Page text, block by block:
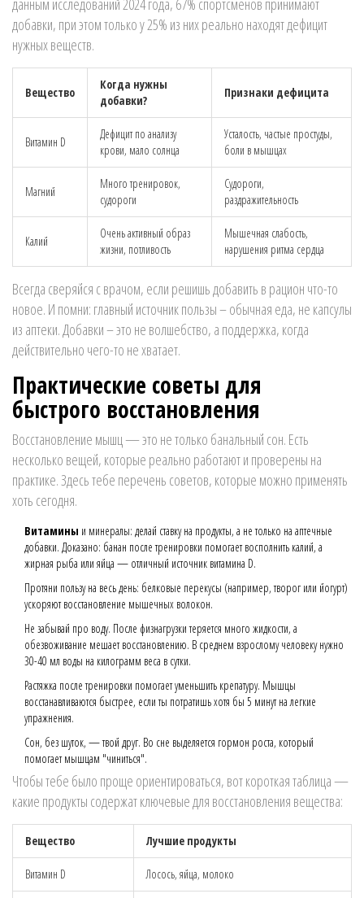
данным исследований 2024 года, 67% спортсменов принимают
добавки, при этом только у 25% из них реально находят дефицит
нужных веществ.
Вещество
Когда нужны
добавки?
Признаки дефицита
Витамин D
Дефицит по анализу
крови, мало солнца
Усталость, частые простуды,
боли в мышцах
Магний
Много тренировок,
судороги
Судороги,
раздражительность
Калий
Очень активный образ
жизни, потливость
Мышечная слабость,
нарушения ритма сердца
Всегда сверяйся с врачом, если решишь добавить в рацион что-то
новое. И помни: главный источник пользы – обычная еда, не капсулы
из аптеки. Добавки – это не волшебство, а поддержка, когда
действительно чего-то не хватает.
Практические советы для
быстрого восстановления
Восстановление мышц — это не только банальный сон. Есть
несколько вещей, которые реально работают и проверены на
практике. Здесь тебе перечень советов, которые можно применять
хоть сегодня.
Витамины и минералы: делай ставку на продукты, а не только на аптечные
добавки. Доказано: банан после тренировки помогает восполнить калий, а
жирная рыба или яйца — отличный источник витамина D.
Протяни пользу на весь день: белковые перекусы (например, творог или йогурт)
ускоряют восстановление мышечных волокон.
Не забывай про воду. После физнагрузки теряется много жидкости, а
обезвоживание мешает восстановлению. В среднем взрослому человеку нужно
30-40 мл воды на килограмм веса в сутки.
Растяжка после тренировки помогает уменьшить крепатуру. Мышцы
восстанавливаются быстрее, если ты потратишь хотя бы 5 минут на легкие
упражнения.
Сон, без шуток, — твой друг. Во сне выделяется гормон роста, который
помогает мышцам "чиниться".
Чтобы тебе было проще ориентироваться, вот короткая таблица —
какие продукты содержат ключевые для восстановления вещества:
Вещество Лучшие продукты
Витамин D Лосось, яйца, молоко